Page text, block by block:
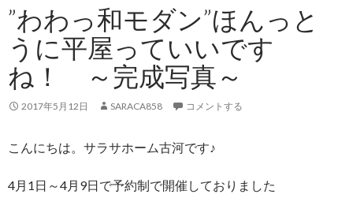
ッ
プ
”わわっ和モダン”ほんっと
うに平屋っていいです
ね！ ～完成写真～
2017年5月12日 SARACA858 コメントする
こんにちは。サラサホーム古河です♪
4月1日～4月9日で予約制で開催しておりました